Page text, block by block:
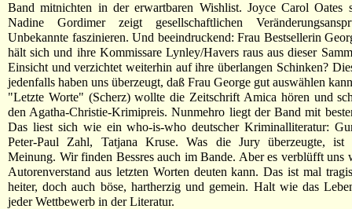
Band mitnichten in der erwartbaren Wishlist. Joyce Carol Oates
Nadine Gordimer zeigt gesellschaftlichen
Unbekannte faszinieren. Und beeindruckend: Frau Bestsellerin
hält sich und ihre Kommissare Lynley/Havers raus aus dieser
Einsicht und verzichtet weiterhin auf ihre überlangen Schinken?
jedenfalls haben uns überzeugt, daß Frau George gut auswählen
"Letzte Worte" (Scherz) wollte die Zeitschrift Amica hören und
den Agatha-Christie-Krimipreis. Nunmehro liegt der Band mit
Das liest sich wie ein who-is-who deutscher Kriminalliteratur:
Peter-Paul Zahl, Tatjana Kruse. Was die Jury überzeugte, ist
Meinung. Wir finden Bessres auch im Bande. Aber es verblüfft uns
Autorenverstand aus letzten Worten deuten kann. Das ist mal
heiter, doch auch böse, hartherzig und gemein. Halt wie das
jeder Wettbewerb in der Literatur.